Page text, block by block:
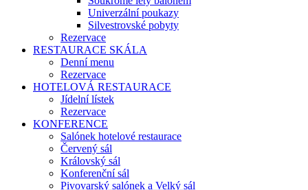
Univerzální poukazy
Silvestrovské pobyty
Rezervace
RESTAURACE SKÁLA
Denní menu
Rezervace
HOTELOVÁ RESTAURACE
Jídelní lístek
Rezervace
KONFERENCE
Salónek hotelové restaurace
Červený sál
Královský sál
Konferenční sál
Pivovarský salónek a Velký sál